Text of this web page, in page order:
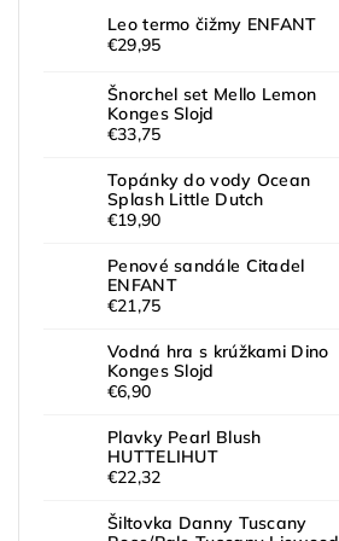
Leo termo čižmy ENFANT
€29,95
Šnorchel set Mello Lemon
Konges Slojd
€33,75
Topánky do vody Ocean
Splash Little Dutch
€19,90
Penové sandále Citadel
ENFANT
€21,75
Vodná hra s krúžkami Dino
Konges Slojd
€6,90
Plavky Pearl Blush
HUTTELIHUT
€22,32
Šiltovka Danny Tuscany